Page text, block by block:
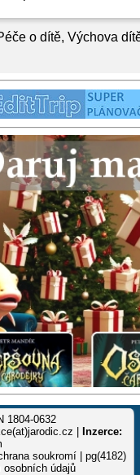
o dítě, Výchova
1804-0632
|
Inzerce:
soukromí | pg(4182)
údajů